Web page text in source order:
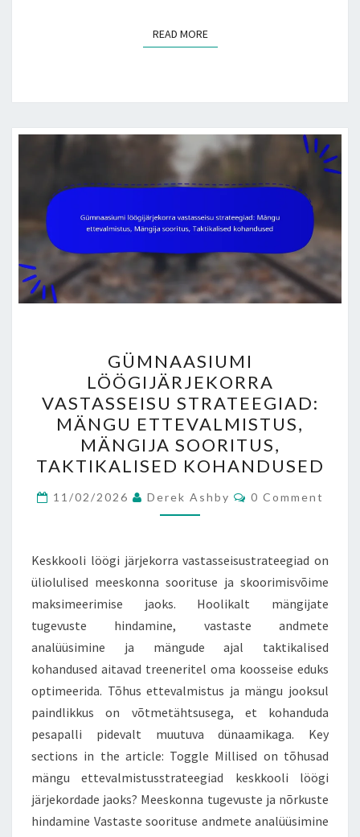
READ MOREREAD MORE
LÖÖGIJÄRJEKORRA
VASTASSEISU
STRATEEGIAD:
MÄNGU
ETTEVALMISTUS,
MÄNGIJA
SOORITUS,
TAKTIKALISED
GÜMNAASIUMI
LÖÖGIJÄRJEKORRA
VASTASSEISU STRATEEGIAD:
MÄNGU ETTEVALMISTUS,
MÄNGIJA SOORITUS,
TAKTIKALISED KOHANDUSED
11/02/2026 Derek Ashby Comments
0 Comment
Keskkooli löögi järjekorra vastasseisustrateegiad on
üliolulised meeskonna soorituse ja skoorimisvõime
maksimeerimise jaoks. Hoolikalt mängijate
tugevuste hindamine, vastaste andmete
analüüsimine ja mängude ajal taktikalised
kohandused aitavad treeneritel oma koosseise eduks
optimeerida. Tõhus ettevalmistus ja mängu jooksul
paindlikkus on võtmetähtsusega, et kohanduda
pesapalli pidevalt muutuva dünaamikaga. Key
sections in the article: Toggle Millised on tõhusad
mängu ettevalmistusstrateegiad keskkooli löögi
järjekordade jaoks? Meeskonna tugevuste ja nõrkuste
hindamine Vastaste soorituse andmete analüüsimine